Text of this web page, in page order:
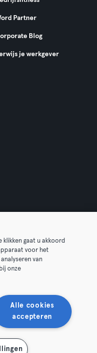
Partner
Blog
je werkgever
klikken gaat u akkoord
voor het
van
onze
Alle cookies
accepteren